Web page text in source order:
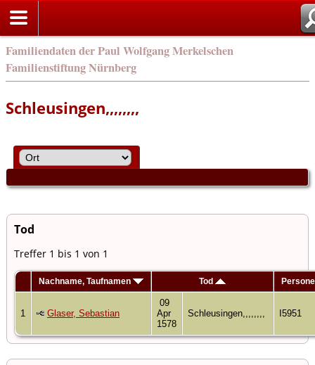
Familiendaten der Paul Wolfgang Merkelschen
Familienstiftung Nürnberg
Schleusingen,,,,,,,,
Tod
Treffer 1 bis 1 von 1
Nachname, Taufnamen Tod
1 Glaser, Sebastian
09
Apr
1578
Schleusingen,,,,,,,, I5951